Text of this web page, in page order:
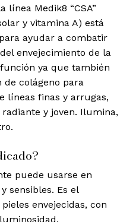
línea Medik8 “CSA”
y vitamina A) está
ayudar a combatir
envejecimiento de la
ya que también
colágeno para
líneas finas y arrugas,
y joven. Ilumina,
puede usarse en
sensibles. Es el
envejecidas, con